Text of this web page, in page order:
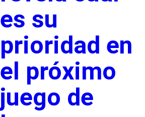
es su
prioridad en
el próximo
juego de